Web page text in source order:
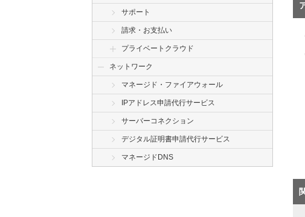
サポート
請求・お支払い
プライベートクラウド
ネットワーク
マネージド・ファイアウォール
IPアドレス申請代行サービス
サーバーコネクション
デジタル証明書申請代行サービス
マネージドDNS